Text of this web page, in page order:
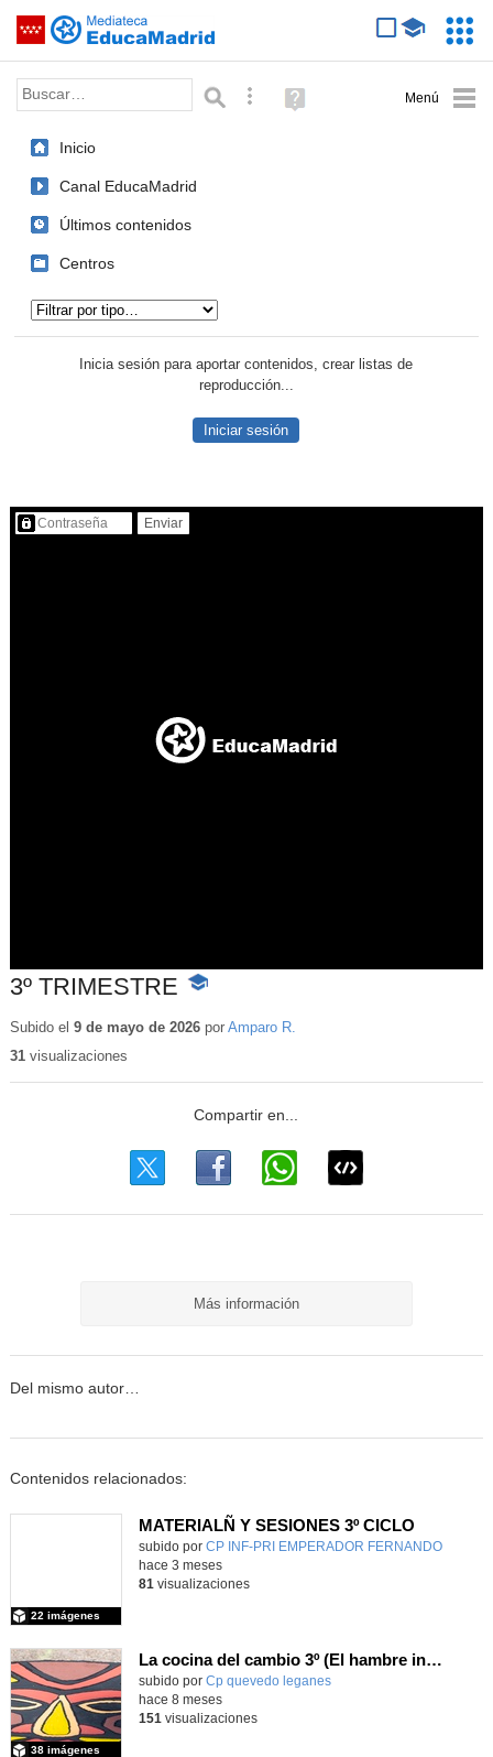
Saltar navegación
Palabra o frase: Búsqueda avanzada
Ayuda
(en
Inicio
Canal EducaMadrid
Últimos contenidos
Centros
Inicia sesión para aportar contenidos, crear listas de
reproducción...
Iniciar sesión
Contenido protegido…
3º TRIMESTRE
-
educativo
Subido el 9 de mayo de 2026por Amparo R.
31visualizaciones
Más información
Del mismo autor…
Contenidos relacionados:
MATERIALÑ Y SESIONES 3º CICLO
Contenido educativo.
subido por CP INF-PRI EMPERADOR FERNANDO
22 imágenes
-
hace 3 meses
81 visualizaciones
La cocina del cambio 3º (El hambre invisible – África)
Contenido educativo.
subido por Cp quevedo leganes
38 imágenes
-
hace 8 meses
151 visualizaciones